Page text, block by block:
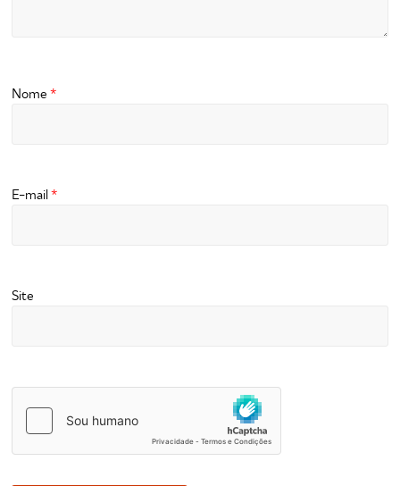
Nome*
E-mail*
Site